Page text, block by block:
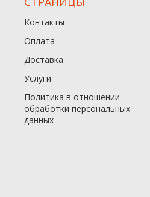
Контакты
Оплата
Доставка
Услуги
Политика в отношении
обработки персональных
данныx